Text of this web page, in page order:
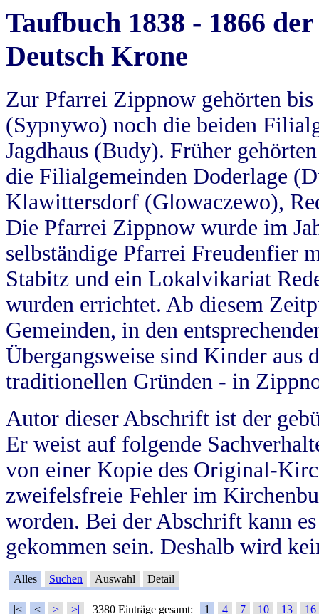
Taufbuch 1838 - 1866
Deutsch Krone
Zur Pfarrei Zippnow gehörten
(Sypnywo) noch die beiden
Jagdhaus (Budy). Früher
die Filialgemeinden Doderlage
Klawittersdorf (Glowaczewo),
Die Pfarrei Zippnow wurde im
selbständige Pfarrei Freudenfier
Stabitz und ein Lokalvikariat
wurden errichtet. Ab diesem
Gemeinden, in den
Übergangsweise sind Kinder aus
traditionellen Gründen - in
Autor dieser Abschrift ist der
Er weist auf folgende
von einer Kopie des Original-
zweifelsfreie Fehler im
worden. Bei der Abschrift kann
gekommen sein. Deshalb wird
Alles Suchen Auswahl Detail
|< < > >| 3380 Einträge gesamt: 1 4 7 10 13
16